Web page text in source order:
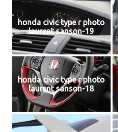
honda civic type r photo
laurent sanson-19
honda civic type r photo
laurent sanson-18